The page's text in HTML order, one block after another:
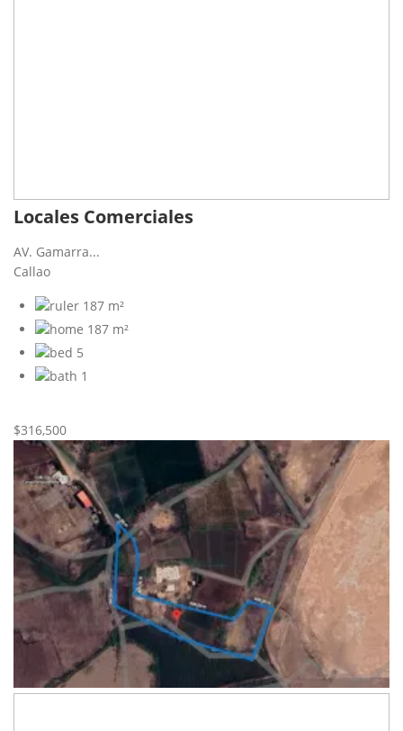
Locales Comerciales
AV. Gamarra...
Callao
187 m²
187 m²
5
1
$316,500